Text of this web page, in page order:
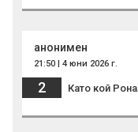
анонимен
21:50 | 4 юни 2026 г.
2 Като кой